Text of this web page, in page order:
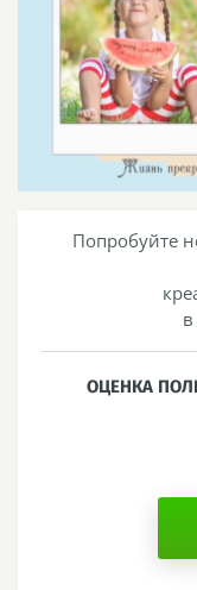
Попробуйте
ОЦЕНКА